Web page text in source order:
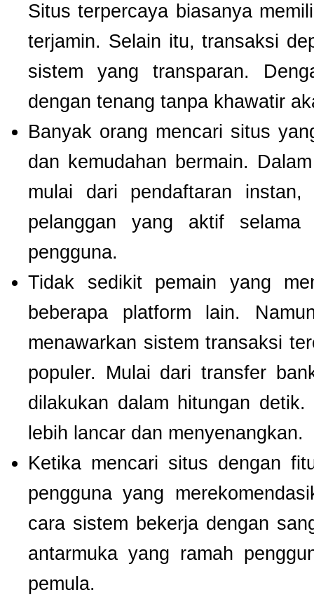
Situs terpercaya biasanya
terjamin. Selain itu, transaksi
sistem yang transparan.
dengan tenang tanpa khawatir
Banyak orang mencari situs
dan kemudahan bermain.
mulai dari pendaftaran
pelanggan yang aktif
pengguna.
Tidak sedikit pemain yang
beberapa platform lain.
menawarkan sistem transaksi
populer. Mulai dari transfer
dilakukan dalam hitungan
lebih lancar dan menyenangkan.
Ketika mencari situs dengan
pengguna yang
cara sistem bekerja dengan
antarmuka yang ramah
pemula.